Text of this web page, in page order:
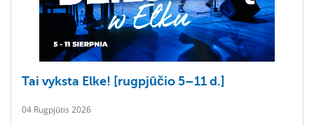
Tai vyksta Elke! [rugpjūčio 5–11 d.]
04 Rugpjūtis 2026